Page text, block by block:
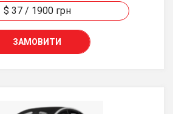
$ 37/ 1900 грн
ЗАМОВИТИ